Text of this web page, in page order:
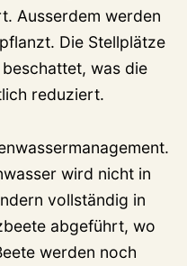
Ausserdem werden
Die Stellplätze
was die
reduziert.
wird nicht in
vollständig in
abgeführt, wo
werden noch